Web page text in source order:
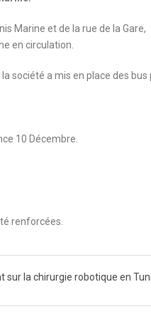
Marine et de la rue de la Gare,
en circulation.
société a mis en place des bus
10 Décembre.
renforcées.
sur la chirurgie robotique en